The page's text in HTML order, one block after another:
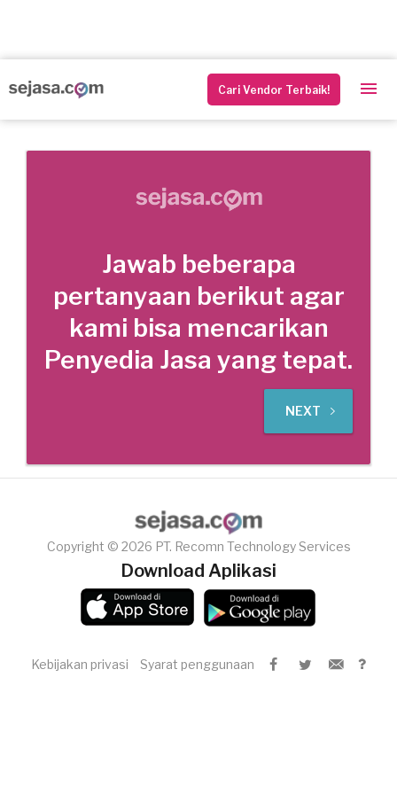
Cari Vendor Terbaik!
Jawab beberapa
pertanyaan berikut agar
kami bisa mencarikan
Penyedia Jasa yang tepat.
NEXT
Copyright © 2026 PT. Recomn Technology Services
Download Aplikasi
Kebijakan privasi Syarat penggunaan